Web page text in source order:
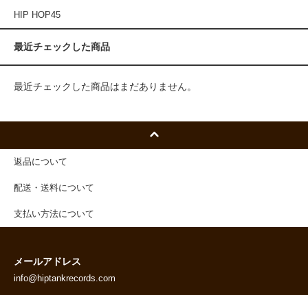
HIP HOP45
最近チェックした商品
最近チェックした商品はまだありません。
返品について
配送・送料について
支払い方法について
メールアドレス
info@hiptankrecords.com